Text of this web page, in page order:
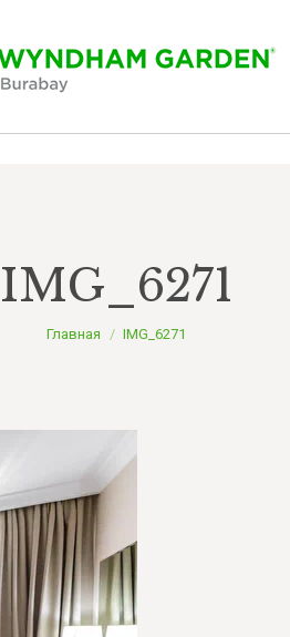
IMG_6271
Вы здесь:
Главная IMG_6271